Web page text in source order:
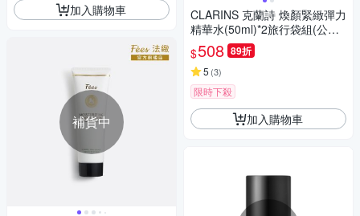
加入購物車
補貨中
CLARINS 克蘭詩 煥顏緊緻彈力
精華水(50ml)*2旅行袋組(公司
貨)
$508 89折
5 (3)
限時下殺
加入購物車